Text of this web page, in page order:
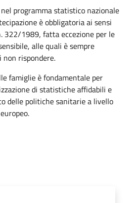
programma statistico nazionale
è obbligatoria ai sensi
322/1989, fatta eccezione per le
alle quali è sempre
non rispondere.
famiglie è fondamentale per
di statistiche affidabili e
delle politiche sanitarie a livello